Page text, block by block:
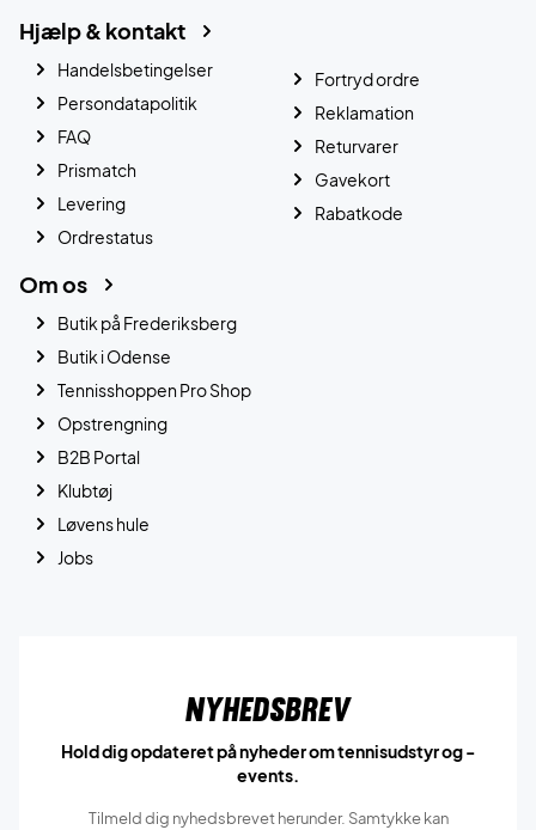
Hjælp & kontakt
Handelsbetingelser
Persondatapolitik
FAQ
Prismatch
Levering
Ordrestatus
Fortryd ordre
Reklamation
Returvarer
Gavekort
Rabatkode
Om os
Butik på Frederiksberg
Butik i Odense
Tennisshoppen Pro Shop
Opstrengning
B2B Portal
Klubtøj
Løvens hule
Jobs
Nyhedsbrev
Hold dig opdateret på nyheder om tennisudstyr og -
events.
Tilmeld dig nyhedsbrevet herunder. Samtykke kan